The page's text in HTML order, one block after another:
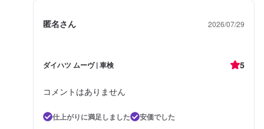
匿名さん 2026/07/29
ダイハツ ムーヴ | 車検 5
コメントはありません
仕上がりに満足しました 安価でした